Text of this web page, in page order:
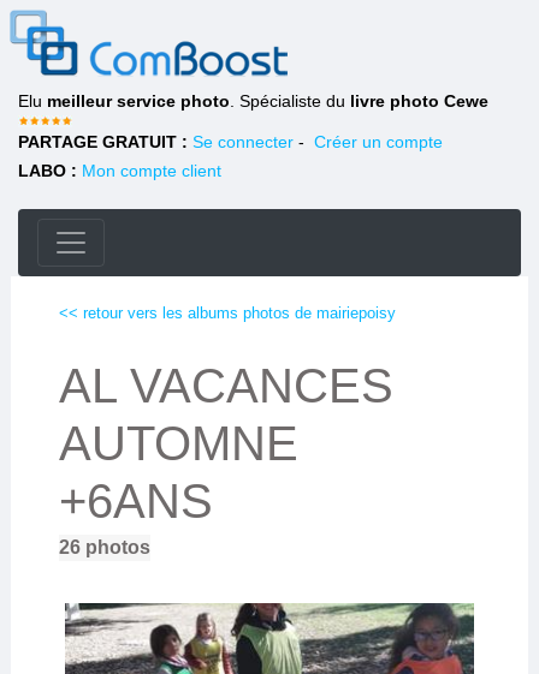
Elu meilleur service photo . Spécialiste du livre photo Cewe
PARTAGE GRATUIT : Se connecter - Créer un compte
LABO : Mon compte client
<< retour vers les albums photos de mairiepoisy
AL VACANCES
AUTOMNE
+6ANS
26photos